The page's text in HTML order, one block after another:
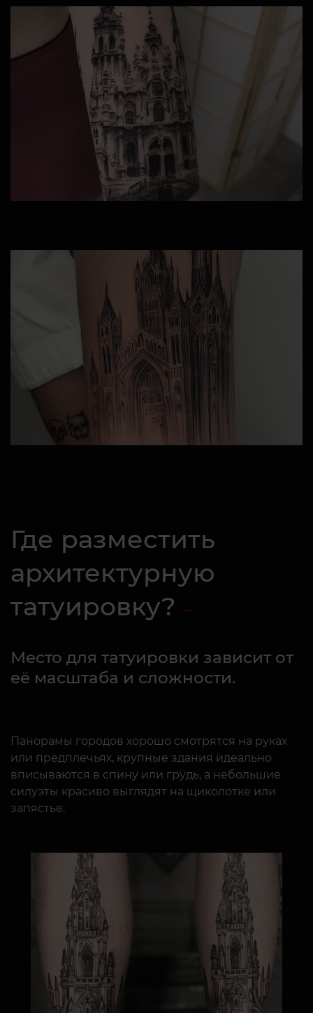
Где разместить
архитектурную
татуировку?
Место для татуировки зависит от
её масштаба и сложности.
Панорамы городов хорошо смотрятся на руках
или предплечьях, крупные здания идеально
вписываются в спину или грудь, а небольшие
силуэты красиво выглядят на щиколотке или
запястье.